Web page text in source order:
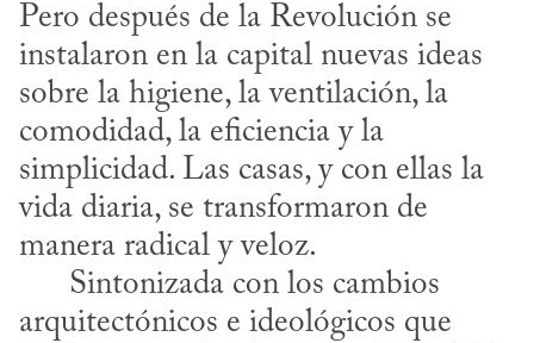
Pero después de la Revolución se
instalaron en la capital nuevas ideas
sobre la higiene, la ventilación, la
comodidad, la eficiencia y la
simplicidad. Las casas, y con ellas la
vida diaria, se transformaron de
manera radical y veloz.
arquitectónicos e ideológicos que